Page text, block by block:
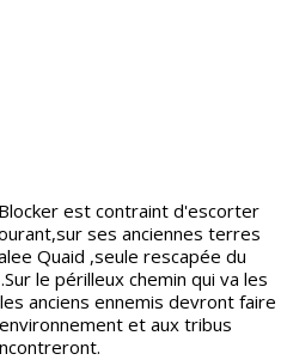
est contraint d'escorter
ses anciennes terres
Quaid ,seule rescapée du
le périlleux chemin qui va les
anciens ennemis devront faire
et aux tribus